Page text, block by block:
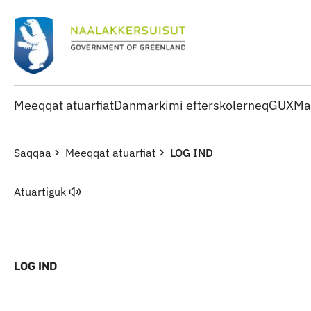
Meeqqat atuarfiatDanmarkimi efterskolerneqGUX
Saqqaa Meeqqat atuarfiat LOG IND
Atuartiguk
LOG IND